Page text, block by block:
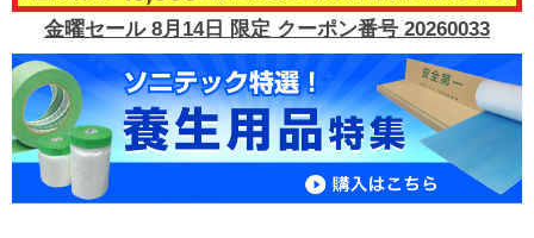
金曜セール 8月14日 限定 クーポン番号 20260033